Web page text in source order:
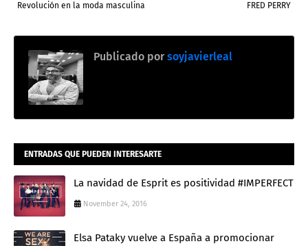
FRED PERRY
Revolución en la moda masculina
Publicado por soyjavierleal
ENTRADAS QUE PUEDEN INTERESARTE
La navidad de Esprit es positividad #IMPERFECT
November 24, 2016
Elsa Pataky vuelve a España a promocionar